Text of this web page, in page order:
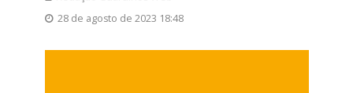
28 de agosto de 2023 18:48